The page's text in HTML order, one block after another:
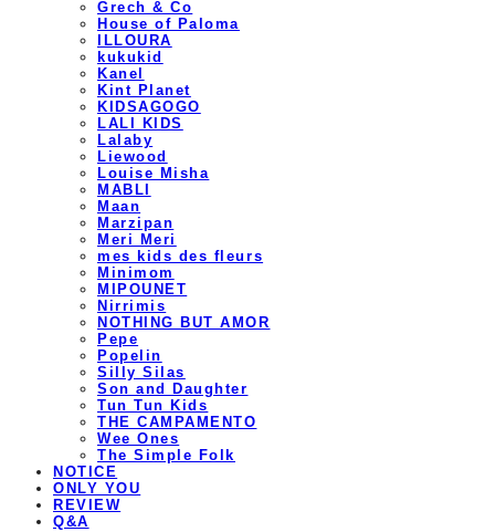
Grech & Co
House of Paloma
ILLOURA
kukukid
Kanel
Kint Planet
KIDSAGOGO
LALI KIDS
Lalaby
Liewood
Louise Misha
MABLI
Maan
Marzipan
Meri Meri
mes kids des fleurs
Minimom
MIPOUNET
Nirrimis
NOTHING BUT AMOR
Pepe
Popelin
Silly Silas
Son and Daughter
Tun Tun Kids
THE CAMPAMENTO
Wee Ones
The Simple Folk
NOTICE
ONLY YOU
REVIEW
Q&A